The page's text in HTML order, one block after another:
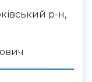
р-н,